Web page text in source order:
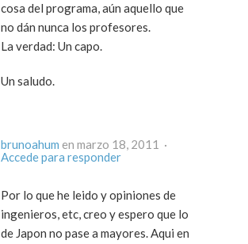
cosa del programa, aún aquello que
no dán nunca los profesores.
La verdad: Un capo.
Un saludo.
brunoahum
en marzo 18, 2011 ·
Accede para responder
Por lo que he leido y opiniones de
ingenieros, etc, creo y espero que lo
de Japon no pase a mayores. Aqui en